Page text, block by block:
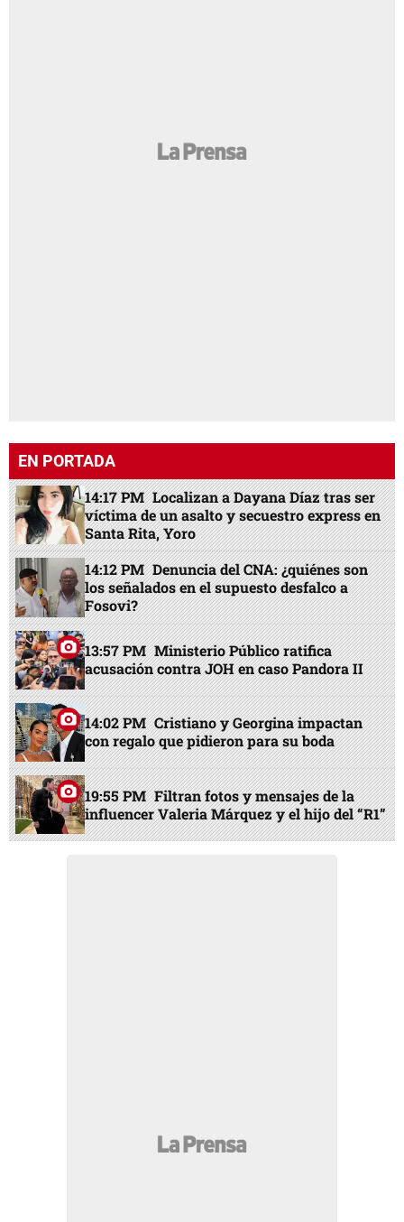
EN PORTADA
14:17 PM Localizan a Dayana Díaz tras ser
víctima de un asalto y secuestro express en
Santa Rita, Yoro
14:12 PM Denuncia del CNA: ¿quiénes son
los señalados en el supuesto desfalco a
Fosovi?
13:57 PM Ministerio Público ratifica
acusación contra JOH en caso Pandora II
14:02 PM Cristiano y Georgina impactan
con regalo que pidieron para su boda
19:55 PM Filtran fotos y mensajes de la
influencer Valeria Márquez y el hijo del “R1”